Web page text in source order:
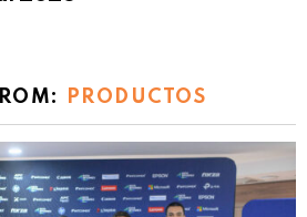
PRODUCTOS